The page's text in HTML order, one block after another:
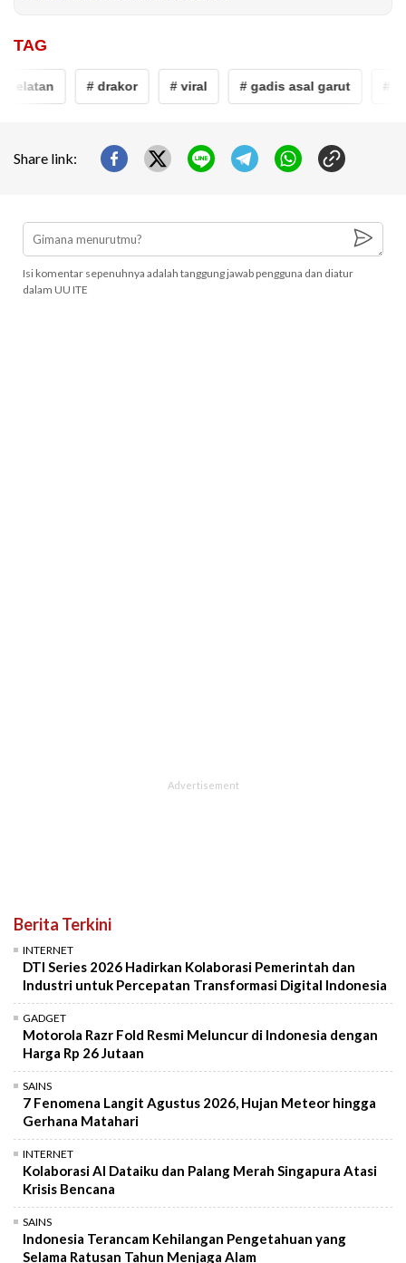
TAG
selatan # drakor # viral # gadis asal garut #
Share link:
Isi komentar sepenuhnya adalah tanggung jawab pengguna dan diatur
dalam UU ITE
Berita Terkini
INTERNET
DTI Series 2026 Hadirkan Kolaborasi Pemerintah dan
Industri untuk Percepatan Transformasi Digital Indonesia
GADGET
Motorola Razr Fold Resmi Meluncur di Indonesia dengan
Harga Rp 26 Jutaan
SAINS
7 Fenomena Langit Agustus 2026, Hujan Meteor hingga
Gerhana Matahari
INTERNET
Kolaborasi AI Dataiku dan Palang Merah Singapura Atasi
Krisis Bencana
SAINS
Indonesia Terancam Kehilangan Pengetahuan yang
Selama Ratusan Tahun Menjaga Alam